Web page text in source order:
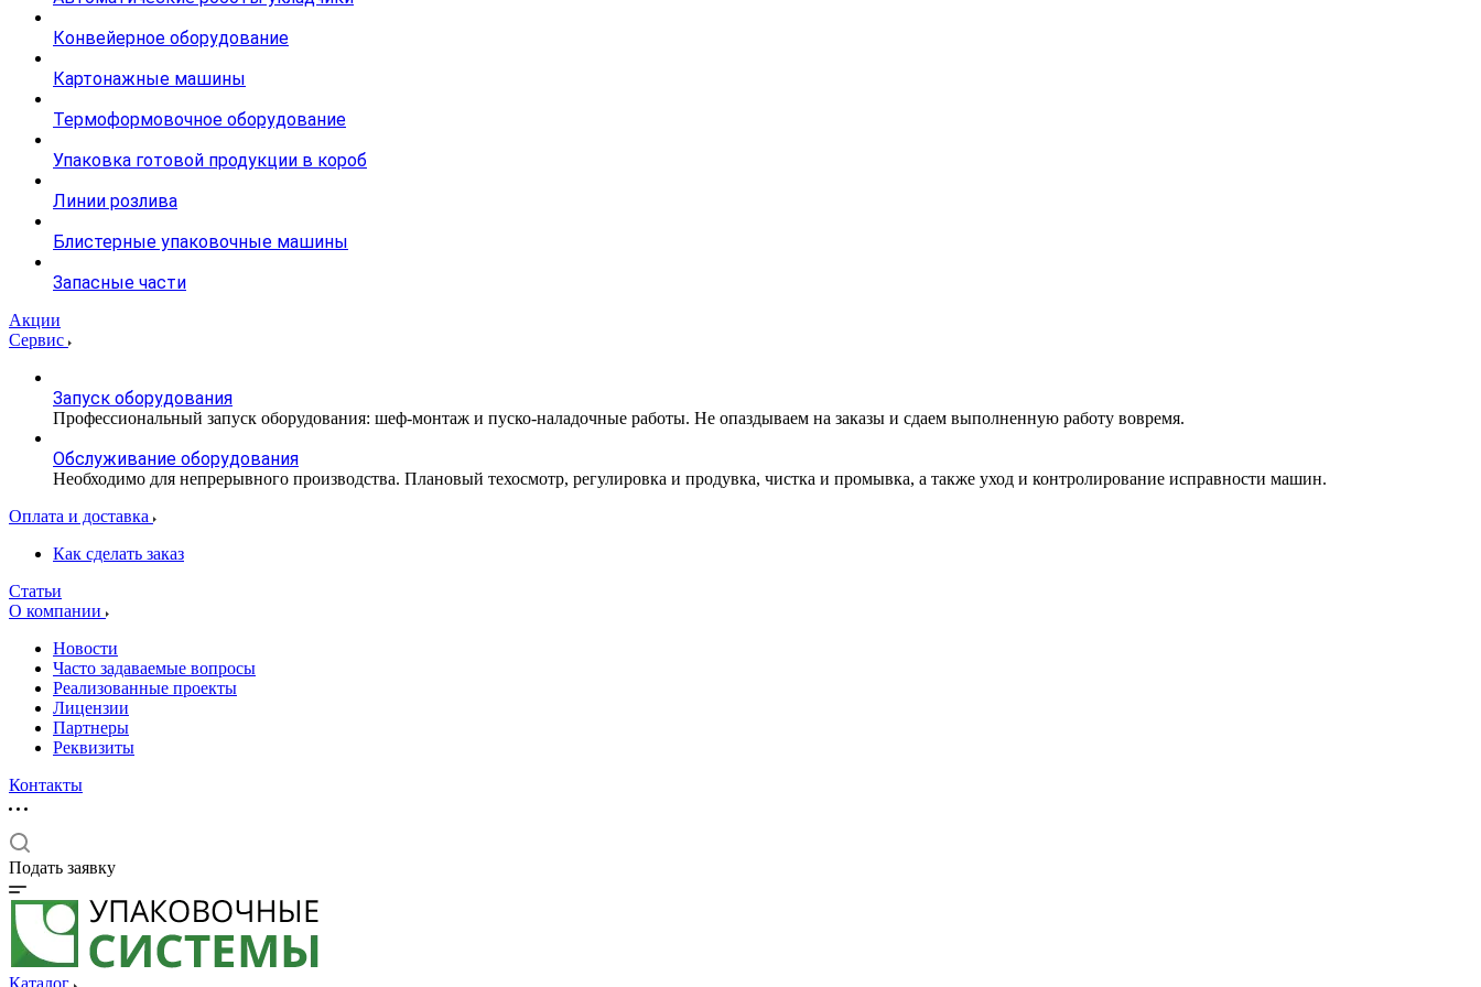
Конвейерное оборудование
Картонажные машины
Термоформовочное оборудование
Упаковка готовой продукции в короб
Линии розлива
Блистерные упаковочные машины
Запасные части
Акции
Сервис
Запуск оборудования
Профессиональный запуск оборудования: шеф-монтаж и пуско-наладочные работы. Не опаздываем на заказы и сдаем выполненную работу вовремя.
Обслуживание оборудования
Необходимо для непрерывного производства. Плановый техосмотр, регулировка и продувка, чистка и промывка, а также уход и контролирование исправности машин.
Оплата и доставка
Как сделать заказ
Статьи
О компании
Новости
Часто задаваемые вопросы
Реализованные проекты
Лицензии
Партнеры
Реквизиты
Контакты
Подать заявку
Каталог